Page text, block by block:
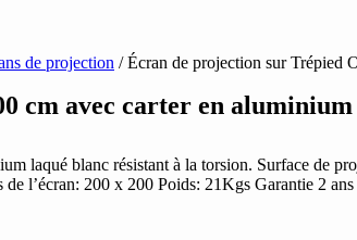
de projection / Écran de projection sur Trépied
cm avec carter en
laqué blanc résistant à la torsion. Surface de
l’écran: 200 x 200 Poids: 21Kgs Garantie 2 ans